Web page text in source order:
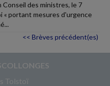
des ministres, le 7
« portant mesures d'urgence
<< Brèves précédent(es)
Tolstoï